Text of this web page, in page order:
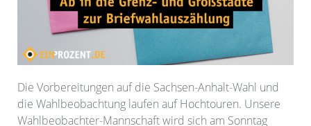
Die Vorbereitungen auf die Sachsen-Anhalt-Wahl und
die Wahlbeobachtung laufen auf Hochtouren. Unsere
Wahlbeobachter-Mannschaft wird sich am Sonntag